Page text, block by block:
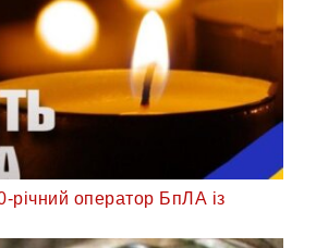
річний оператор БпЛА із